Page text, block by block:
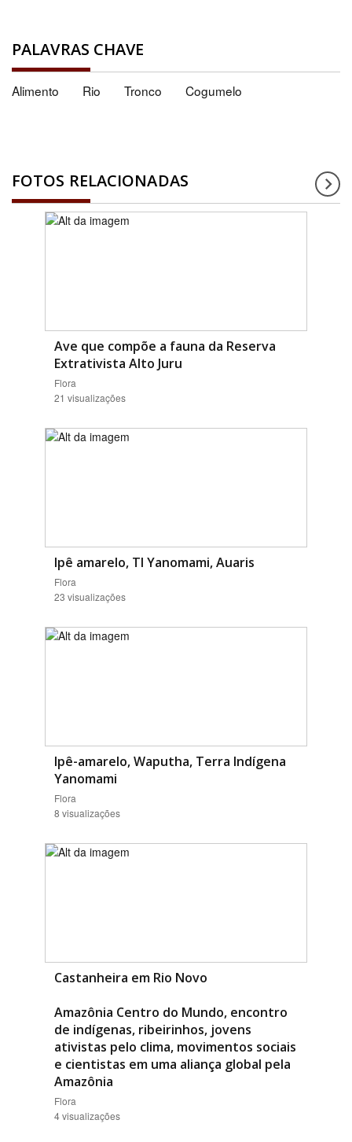
PALAVRAS CHAVE
Alimento Rio Tronco Cogumelo
FOTOS RELACIONADAS
Ave que compõe a fauna da Reserva
Extrativista Alto Juru
Flora
21 visualizações
Ipê amarelo, TI Yanomami, Auaris
Flora
23 visualizações
Ipê-amarelo, Waputha, Terra Indígena
Yanomami
Flora
8 visualizações
Castanheira em Rio Novo
Amazônia Centro do Mundo, encontro
de indígenas, ribeirinhos, jovens
ativistas pelo clima, movimentos sociais
e cientistas em uma aliança global pela
Amazônia
Flora
4 visualizações